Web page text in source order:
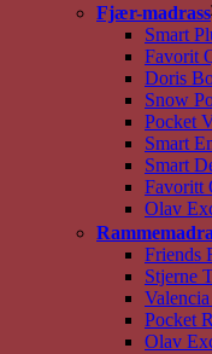
Fjær-madrass
Smart
Favorit
Doris
Snow
Pocket
Smart
Smart
Favoritt
Olav
Friends
Stjerne
Pocket
Olav